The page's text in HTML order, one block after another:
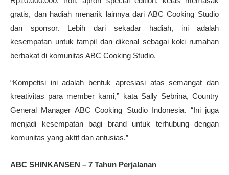
gratis, dan hadiah menarik lainnya dari ABC Cooking Studio
dan sponsor. Lebih dari sekadar hadiah, ini adalah
kesempatan untuk tampil dan dikenal sebagai koki rumahan
berbakat di komunitas ABC Cooking Studio.
“Kompetisi ini adalah bentuk apresiasi atas semangat dan
kreativitas para member kami,” kata Sally Sebrina, Country
General Manager ABC Cooking Studio Indonesia. “Ini juga
menjadi kesempatan bagi brand untuk terhubung dengan
komunitas yang aktif dan antusias.”
ABC SHINKANSEN – 7 Tahun Perjalanan